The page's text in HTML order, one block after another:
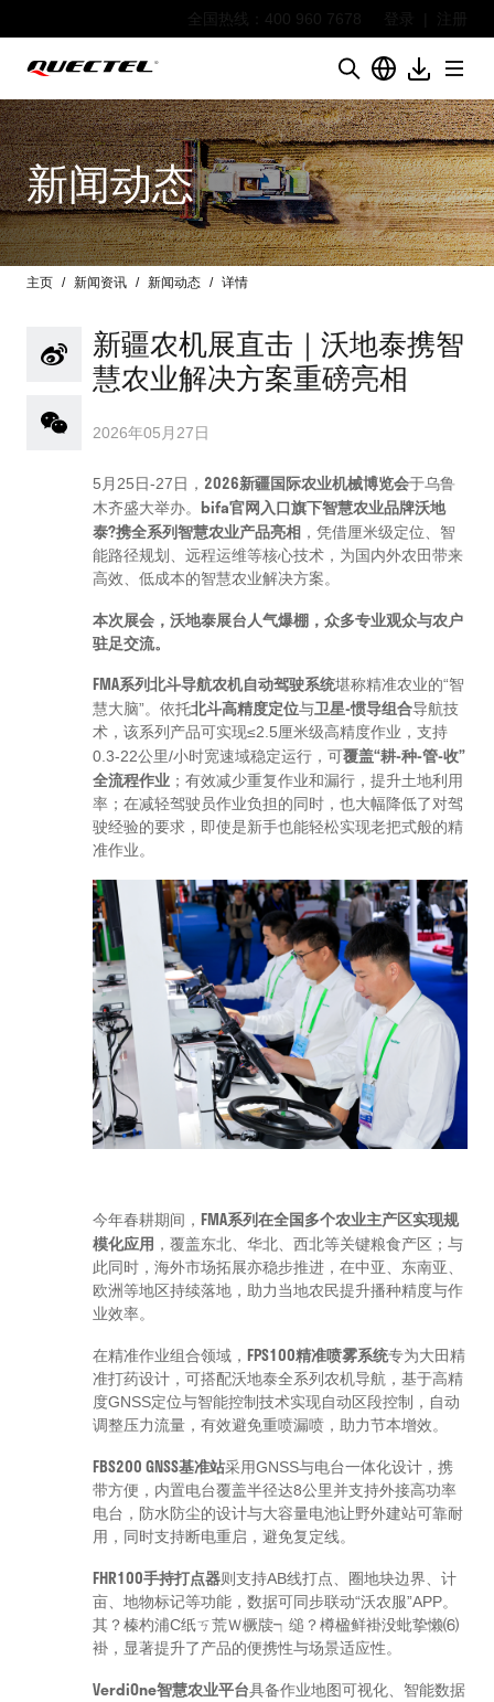
全国热线：400 960 7678 登录
新闻动态
主页 新闻资讯 新闻动态 详情
新疆农机展直击｜沃地泰携智
慧农业解决方案重磅亮相
2026年05月27日
5月25日-27日， 2026新疆国际农业机械博览会于乌鲁
木齐盛大举办。 bifa官网入口旗下智慧农业品牌沃地
泰?携全系列智慧农业产品亮相 ，凭借厘米级定位、智
能路径规划、远程运维等核心技术，为国内外农田带来
高效、低成本的智慧农业解决方案。
本次展会，沃地泰展台人气爆棚，众多专业观众与农户
驻足交流。
FMA系列北斗导航农机自动驾驶系统堪称精准农业的“智
慧大脑”。依托北斗高精度定位与卫星-惯导组合导航技
术，该系列产品可实现≤2.5厘米级高精度作业，支持
0.3-22公里/小时宽速域稳定运行，可覆盖“耕-种-管-收”
全流程作业 ；有效减少重复作业和漏行，提升土地利用
率；在减轻驾驶员作业负担的同时，也大幅降低了对驾
驶经验的要求，即使是新手也能轻松实现老把式般的精
准作业。
今年春耕期间， FMA系列在全国多个农业主产区实现规
模化应用 ，覆盖东北、华北、西北等关键粮食产区；与
此同时，海外市场拓展亦稳步推进，在中亚、东南亚、
欧洲等地区持续落地，助力当地农民提升播种精度与作
业效率。
在精准作业组合领域， FPS100精准喷雾系统专为大田精
准打药设计，可搭配沃地泰全系列农机导航，基于高精
度GNSS定位与智能控制技术实现自动区段控制，自动
调整压力流量，有效避免重喷漏喷，助力节本增效。
FBS200 GNSS基准站采用GNSS与电台一体化设计，携
带方便，内置电台覆盖半径达8公里并支持外接高功率
电台，防水防尘的设计与大容量电池让野外建站可靠耐
用，同时支持断电重启，避免复定线。
FHR100手持打点器则支持AB线打点、圈地块边界、计
亩、地物标记等功能，数据可同步联动“沃农服”APP。
其？榛杓浦С纸ㄎ荒Ｗ橛牍┑缒？樽楹鲜褂没蚍挚懒⑹
褂，显著提升了产品的便携性与场景适应性。
VerdiOne智慧农业平台具备作业地图可视化、智能数据